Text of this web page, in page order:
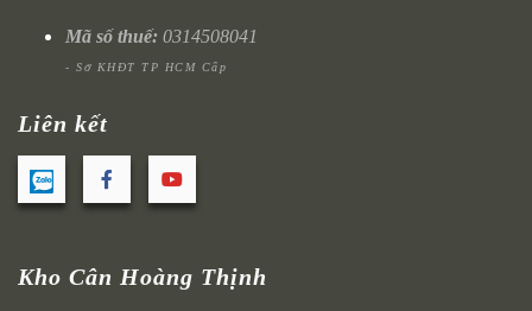
Mã số thuế: 0314508041
- Sở KHĐT TP HCM Cấp
Liên kết
Kho Cân Hoàng Thịnh